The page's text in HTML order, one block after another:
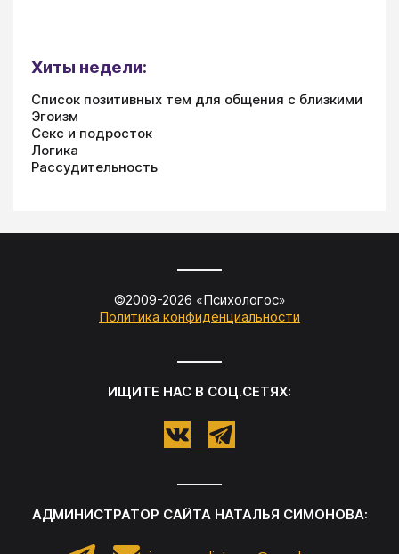
Хиты недели:
Список позитивных тем для общения с близкими
Эгоизм
Секс и подросток
Логика
Рассудительность
©2009-2026 «Психологос»
Политика конфиденциальности
ИЩИТЕ НАС В СОЦ.СЕТЯХ:
АДМИНИСТРАТОР САЙТА НАТАЛЬЯ СИМОНОВА: